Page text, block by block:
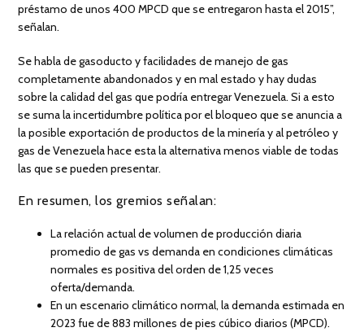
préstamo de unos 400 MPCD que se entregaron hasta el 2015”,
señalan.
Se habla de gasoducto y facilidades de manejo de gas
completamente abandonados y en mal estado y hay dudas
sobre la calidad del gas que podría entregar Venezuela. Si a esto
se suma la incertidumbre política por el bloqueo que se anuncia a
la posible exportación de productos de la minería y al petróleo y
gas de Venezuela hace esta la alternativa menos viable de todas
las que se pueden presentar.
En resumen, los gremios señalan:
La relación actual de volumen de producción diaria
promedio de gas vs demanda en condiciones climáticas
normales es positiva del orden de 1,25 veces
oferta/demanda.
En un escenario climático normal, la demanda estimada en
2023 fue de 883 millones de pies cúbico diarios (MPCD).